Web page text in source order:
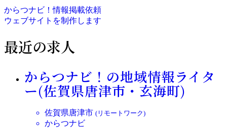
からつナビ！情報掲載依頼
ウェブサイトを制作します
最近の求人
からつナビ！の地域情報ライタ
ー(佐賀県唐津市・玄海町)
佐賀県唐津市 (リモートワーク)
からつナビ